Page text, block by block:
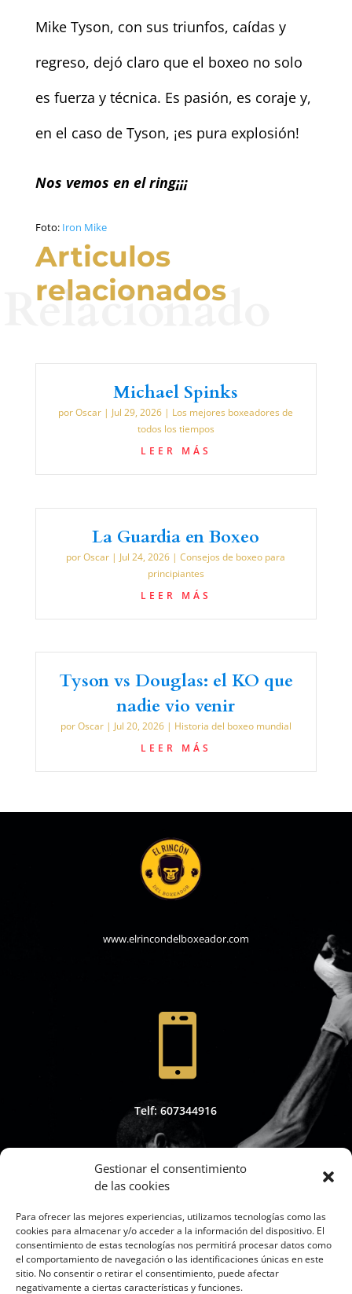
Gestionar el consentimiento
de las cookies
Para ofrecer las mejores experiencias, utilizamos tecnologías como las
cookies para almacenar y/o acceder a la información del dispositivo. El
consentimiento de estas tecnologías nos permitirá procesar datos como
el comportamiento de navegación o las identificaciones únicas en este
sitio. No consentir o retirar el consentimiento, puede afectar
negativamente a ciertas características y funciones.
Mike Tyson, con sus triunfos, caídas y
regreso, dejó claro que el boxeo no solo
es fuerza y técnica. Es pasión, es coraje y,
en el caso de Tyson, ¡es pura explosión!
Nos vemos en el ring¡¡¡
Foto: Iron Mike
Articulos
relacionados
Relacionado
Michael Spinks
porOscar | Jul 29, 2026 | Los mejores boxeadores de
todos los tiempos
LEER MÁS
La Guardia en Boxeo
porOscar | Jul 24, 2026 |Consejos de boxeo para
principiantes
LEER MÁS
Tyson vs Douglas: el KO que
nadie vio venir
porOscar| Jul 20, 2026| Historia del boxeo mundial
LEER MÁS
www.elrincondelboxeador.com

Telf: 607344916

Whapsap: 607344916